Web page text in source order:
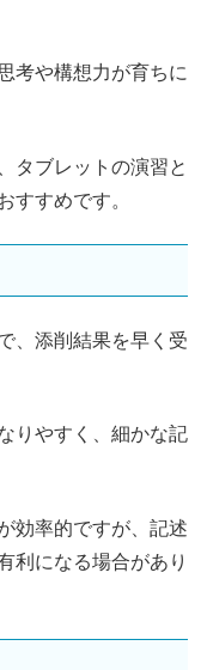
考や構想力が育ちに
タブレットの演習と
すすめです。
、添削結果を早く受
りやすく、細かな記
効率的ですが、記述
利になる場合があり